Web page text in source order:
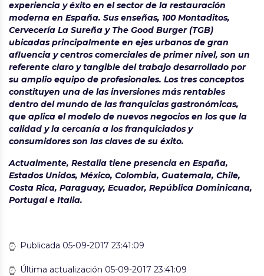
experiencia y éxito en el sector de la restauración
moderna en España. Sus enseñas, 100 Montaditos,
Cervecería La Sureña y The Good Burger (TGB)
ubicadas principalmente en ejes urbanos de gran
afluencia y centros comerciales de primer nivel, son un
referente claro y tangible del trabajo desarrollado por
su amplio equipo de profesionales. Los tres conceptos
constituyen una de las inversiones más rentables
dentro del mundo de las franquicias gastronómicas,
que aplica el modelo de nuevos negocios en los que la
calidad y la cercanía a los franquiciados y
consumidores son las claves de su éxito.
Actualmente, Restalia tiene presencia en España,
Estados Unidos, México, Colombia, Guatemala, Chile,
Costa Rica, Paraguay, Ecuador, República Dominicana,
Portugal e Italia.
Publicada 05-09-2017 23:41:09
Última actualización 05-09-2017 23:41:09